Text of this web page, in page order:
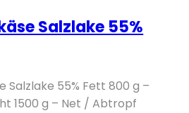
Salzlake 55%
Salzlake 55% Fett 800 g –
1500 g – Net / Abtropf